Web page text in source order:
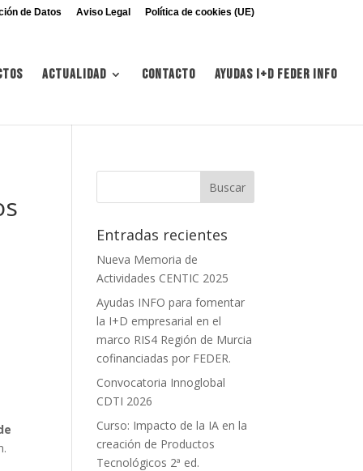
de Datos Aviso Legal Política de cookies (UE)
Actualidad Contacto Ayudas I+d FEDER INFO
Entradas recientes
Nueva Memoria de
Actividades CENTIC 2025
Ayudas INFO para fomentar
la I+D empresarial en el
marco RIS4 Región de Murcia
cofinanciadas por FEDER.
Convocatoria Innoglobal
CDTI 2026
Curso: Impacto de la IA en la
creación de Productos
Tecnológicos 2ª ed.